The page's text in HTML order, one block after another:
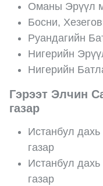
Оманы Эрүүл
Босни,
Руандагийн
Нигерийн
Нигерийн
Гэрээт Элчин
газар
Истанбул
газар
Истанбул
газар